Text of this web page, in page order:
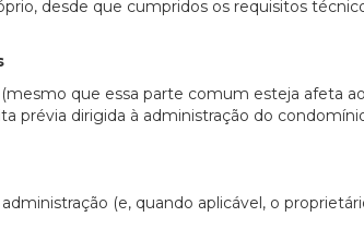
desde que cumpridos os requisitos
que essa parte comum esteja afeta
prévia dirigida à administração do
(e, quando aplicável, o